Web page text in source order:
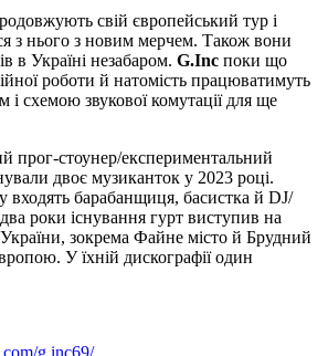
свій європейський тур і
з нього з новим мерчем. Також вони
в Україні незабаром. G.Inc поки що
роботи й натомість працюватимуть
і схемою звукової комутації для ще
прог-стоунер/експериментальний
двоє музиканток у 2023 році.
входять барабанщиця, басистка й DJ/
роки існування гурт виступив на
зокрема Файне місто й Брудний
У їхній дискографії один
g.inc69/